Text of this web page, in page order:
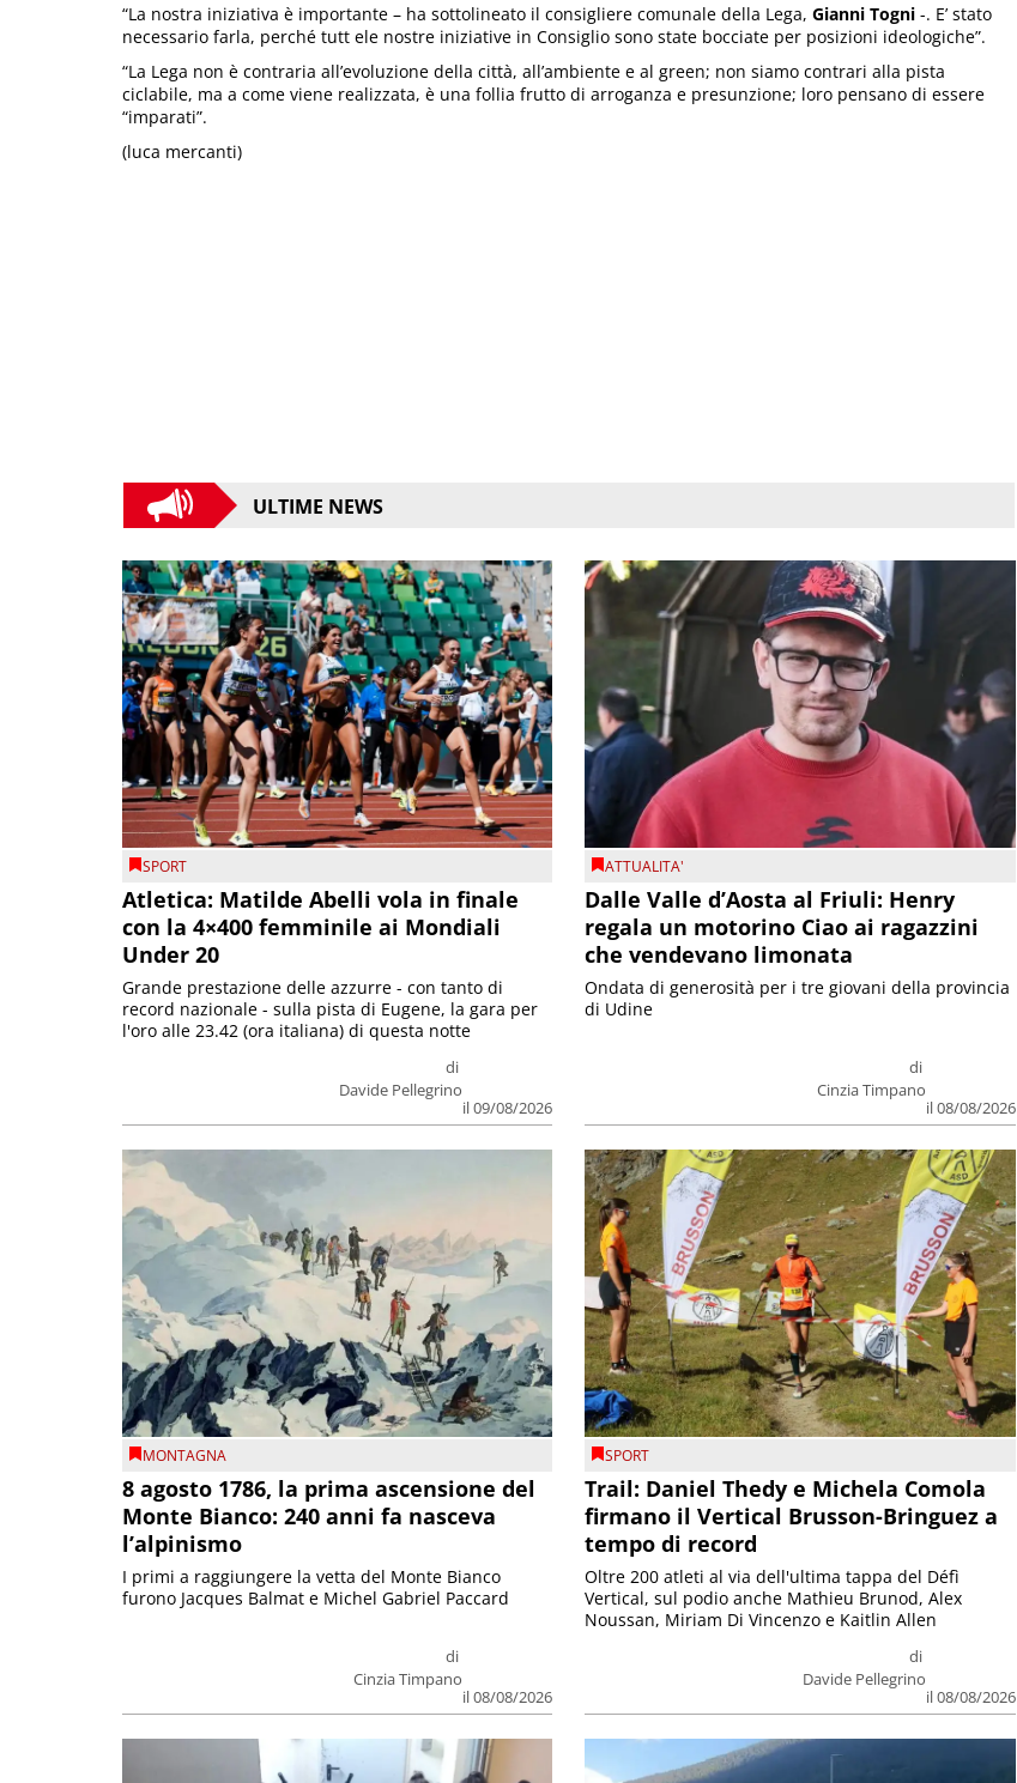
“La nostra iniziativa è importante – ha sottolineato il consigliere comunale della Lega, Gianni Togni -. E’ stato
necessario farla, perché tutt ele nostre iniziative in Consiglio sono state bocciate per posizioni ideologiche”.
“La Lega non è contraria all’evoluzione della città, all’ambiente e al green; non siamo contrari alla pista
ciclabile, ma a come viene realizzata, è una follia frutto di arroganza e presunzione; loro pensano di essere
“imparati”.
(luca mercanti)
ULTIME NEWS
SPORT
Atletica: Matilde Abelli vola in finale
con la 4×400 femminile ai Mondiali
Under 20
di
Davide Pellegrino
il 09/08/2026
Grande prestazione delle azzurre - con tanto di
record nazionale - sulla pista di Eugene, la gara per
l'oro alle 23.42 (ora italiana) di questa notte
ATTUALITA'
Dalle Valle d’Aosta al Friuli: Henry
regala un motorino Ciao ai ragazzini
che vendevano limonata
di
Cinzia Timpano
il 08/08/2026
Ondata di generosità per i tre giovani della provincia
di Udine
MONTAGNA
8 agosto 1786, la prima ascensione del
Monte Bianco: 240 anni fa nasceva
l’alpinismo
di
Cinzia Timpano
il 08/08/2026
I primi a raggiungere la vetta del Monte Bianco
furono Jacques Balmat e Michel Gabriel Paccard
SPORT
Trail: Daniel Thedy e Michela Comola
firmano il Vertical Brusson-Bringuez a
tempo di record
di
Davide Pellegrino
il 08/08/2026
Oltre 200 atleti al via dell'ultima tappa del Défì
Vertical, sul podio anche Mathieu Brunod, Alex
Noussan, Miriam Di Vincenzo e Kaitlin Allen